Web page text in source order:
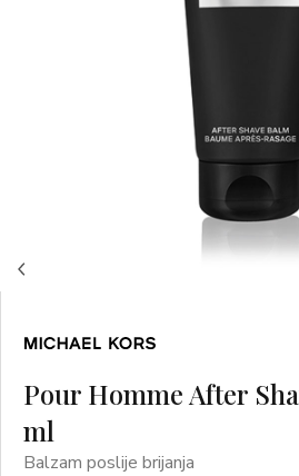
Pour Homme After
ml
Balzam poslije brijanja